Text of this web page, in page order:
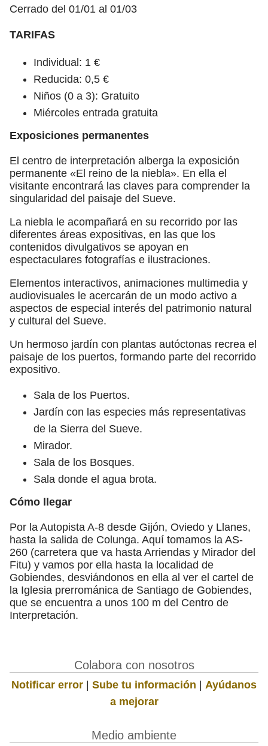
Cerrado del 01/01 al 01/03
TARIFAS
Individual: 1 €
Reducida: 0,5 €
Niños (0 a 3): Gratuito
Miércoles entrada gratuita
Exposiciones permanentes
El centro de interpretación alberga la exposición
permanente «El reino de la niebla». En ella el
visitante encontrará las claves para comprender la
singularidad del paisaje del Sueve.
La niebla le acompañará en su recorrido por las
diferentes áreas expositivas, en las que los
contenidos divulgativos se apoyan en
espectaculares fotografías e ilustraciones.
Elementos interactivos, animaciones multimedia y
audiovisuales le acercarán de un modo activo a
aspectos de especial interés del patrimonio natural
y cultural del Sueve.
Un hermoso jardín con plantas autóctonas recrea el
paisaje de los puertos, formando parte del recorrido
expositivo.
Sala de los Puertos.
Jardín con las especies más representativas
de la Sierra del Sueve.
Mirador.
Sala de los Bosques.
Sala donde el agua brota.
Cómo llegar
Por la Autopista A-8 desde Gijón, Oviedo y Llanes,
hasta la salida de Colunga. Aquí tomamos la AS-
260 (carretera que va hasta Arriendas y Mirador del
Fitu) y vamos por ella hasta la localidad de
Gobiendes, desviándonos en ella al ver el cartel de
la Iglesia prerrománica de Santiago de Gobiendes,
que se encuentra a unos 100 m del Centro de
Interpretación.
Colabora con nosotros
Notificar error | Sube tu información | Ayúdanos
a mejorar
Medio ambiente